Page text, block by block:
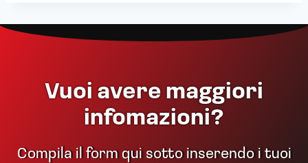
Vuoi avere maggiori
infomazioni?
Compila il form qui sotto inserendo i tuoi